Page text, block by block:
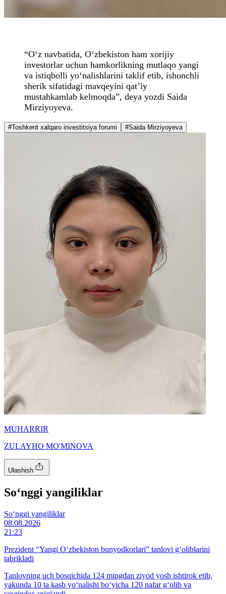
“O‘z navbatida, O‘zbekiston ham xorijiy
investorlar uchun hamkorlikning mutlaqo yangi
va istiqbolli yo‘nalishlarini taklif etib, ishonchli
sherik sifatidagi mavqeyini qat’iy
mustahkamlab kelmoqda”, deya yozdi Saida
Mirziyoyeva.
#Toshkent xalqaro investitsiya forumi #Saida Mirziyoyeva
MUHARRIR
ZULAYHO MO'MINOVA
Ulashish
So‘nggi yangiliklar
So‘nggi yangiliklar
08.08.2026
21:23
Prezident “Yangi O‘zbekiston bunyodkorlari” tanlovi g‘oliblarini
tabrikladi
Tanlovning uch bosqichida 124 mingdan ziyod yosh ishtirok etib,
yakunda 10 ta kasb yo‘nalishi bo‘yicha 120 nafar g‘olib va